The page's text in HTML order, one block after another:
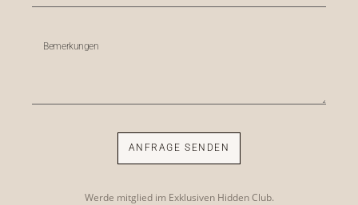
ANFRAGE SENDEN
Werde mitglied im Exklusiven Hidden Club.